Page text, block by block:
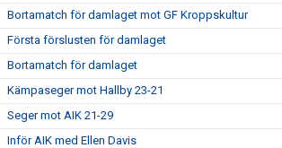
Bortamatch för damlaget mot GF Kroppskultur
Första förslusten för damlaget
Bortamatch för damlaget
Kämpaseger mot Hallby 23-21
Seger mot AIK 21-29
Inför AIK med Ellen Davis